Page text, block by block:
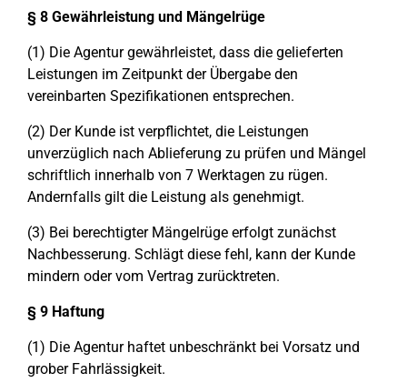
§ 8 Gewährleistung und Mängelrüge
(1) Die Agentur gewährleistet, dass die gelieferten
Leistungen im Zeitpunkt der Übergabe den
vereinbarten Spezifikationen entsprechen.
(2) Der Kunde ist verpflichtet, die Leistungen
unverzüglich nach Ablieferung zu prüfen und Mängel
schriftlich innerhalb von 7 Werktagen zu rügen.
Andernfalls gilt die Leistung als genehmigt.
(3) Bei berechtigter Mängelrüge erfolgt zunächst
Nachbesserung. Schlägt diese fehl, kann der Kunde
mindern oder vom Vertrag zurücktreten.
§ 9 Haftung
(1) Die Agentur haftet unbeschränkt bei Vorsatz und
grober Fahrlässigkeit.